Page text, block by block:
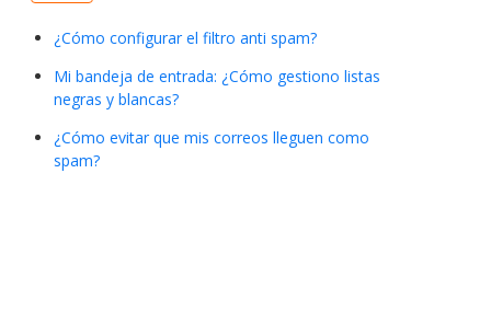
¿Cómo configurar el filtro anti spam?
Mi bandeja de entrada: ¿Cómo gestiono listas
negras y blancas?
¿Cómo evitar que mis correos lleguen como
spam?